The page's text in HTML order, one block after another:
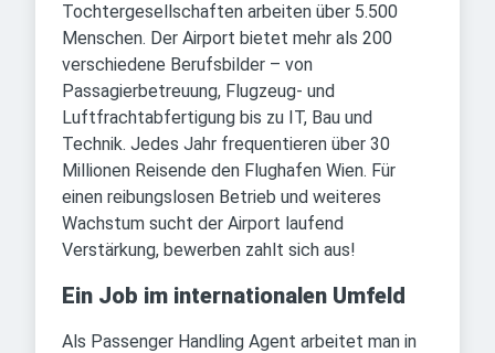
Tochtergesellschaften arbeiten über 5.500
Menschen. Der Airport bietet mehr als 200
verschiedene Berufsbilder – von
Passagierbetreuung, Flugzeug- und
Luftfrachtabfertigung bis zu IT, Bau und
Technik. Jedes Jahr frequentieren über 30
Millionen Reisende den Flughafen Wien. Für
einen reibungslosen Betrieb und weiteres
Wachstum sucht der Airport laufend
Verstärkung, bewerben zahlt sich aus!
Ein Job im internationalen Umfeld
Als Passenger Handling Agent arbeitet man in